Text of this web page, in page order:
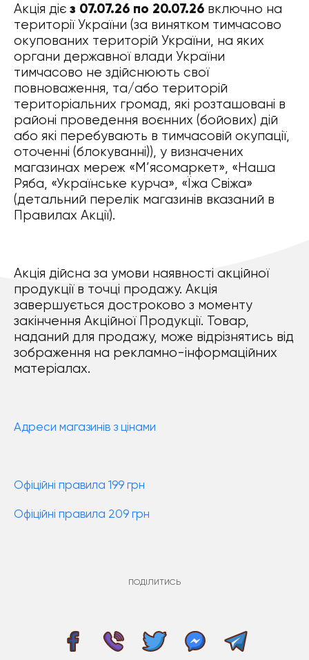
Акція діє з 07.07.26 по 20.07.26 включно на
території України (за винятком тимчасово
окупованих територій України, на яких
органи державної влади України
тимчасово не здійснюють свої
повноваження, та/або територій
територіальних громад, які розташовані в
районі проведення воєнних (бойових) дій
або які перебувають в тимчасовій окупації,
оточенні (блокуванні)), у визначених
магазинах мереж «М’ясомаркет», «Наша
Ряба, «Українське курча», «Їжа Свіжа»
(детальний перелік магазинів вказаний в
Правилах Акції).
Акція дійсна за умови наявності акційної
продукції в точці продажу. Акція
завершується достроково з моменту
закінчення Акційної Продукції. Товар,
наданий для продажу, може відрізнятись від
зображення на рекламно-інформаційних
матеріалах.
Адреси магазинів з цінами
Офіційні правила 199 грн
Офіційні правила 209 грн
ПОДІЛИТИСЬ